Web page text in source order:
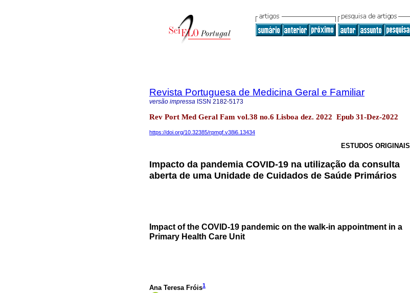
Revista Portuguesa de Medicina Geral e Familiar
versão impressa ISSN 2182-5173
Rev Port Med Geral Fam vol.38 no.6 Lisboa dez. 2022 Epub 31-Dez-2022
https://doi.org/10.32385/rpmgf.v38i6.13434
ESTUDOS ORIGINAIS
Impacto da pandemia COVID-19 na utilização da consulta
aberta de uma Unidade de Cuidados de Saúde Primários
Impact of the COVID-19 pandemic on the walk-in appointment in a
Primary Health Care Unit
Ana Teresa Fróis1